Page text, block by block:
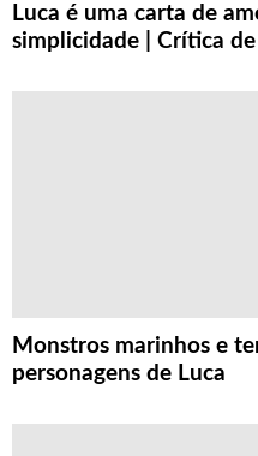
Luca é uma carta de
simplicidade | Crítica de
Monstros marinhos e
personagens de Luca